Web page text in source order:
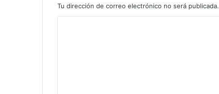
Tu dirección de correo electrónico no será publicada.